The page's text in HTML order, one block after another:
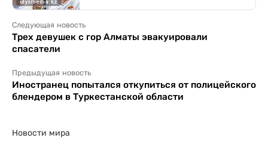
Следующая новость
Трех девушек с гор Алматы эвакуировали
спасатели
Предыдущая новость
Иностранец попытался откупиться от полицейского
блендером в Туркестанской области
Новости мира